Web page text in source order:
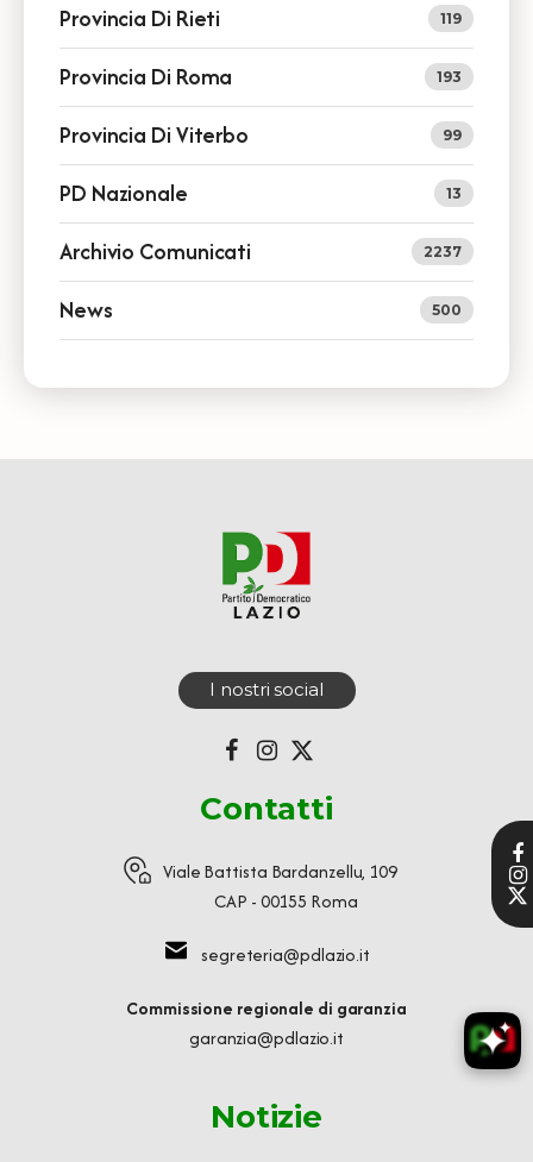
Provincia Di Rieti 119
Provincia Di Roma 193
Provincia Di Viterbo 99
PD Nazionale 13
Archivio Comunicati 2237
News 500
I nostri social
Contatti
Viale Battista Bardanzellu, 109
CAP - 00155 Roma
segreteria@pdlazio.it
Commissione regionale di garanzia
garanzia@pdlazio.it
Notizie